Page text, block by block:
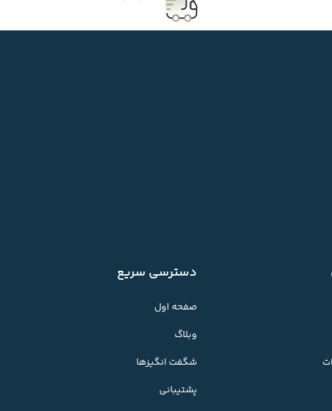
دسترسی سریع
صفحه اول
وبلاگ
شگفت انگیزها
پشتیبانی